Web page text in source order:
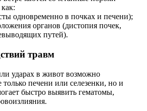
одновременно в почках и печени);
органов (дистопия почек,
путей).
травм
ударах в живот возможно
печени или селезенки, но и
быстро выявить гематомы,